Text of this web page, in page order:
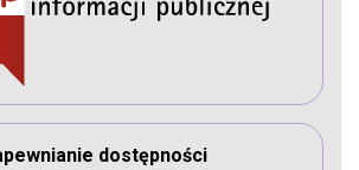
dostępności